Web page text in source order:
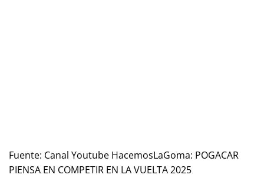
Fuente: Canal Youtube HacemosLaGoma: POGACAR
PIENSA EN COMPETIR EN LA VUELTA 2025